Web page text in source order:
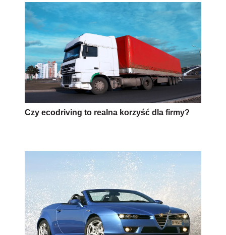
Czy ecodriving to realna korzyść dla firmy?